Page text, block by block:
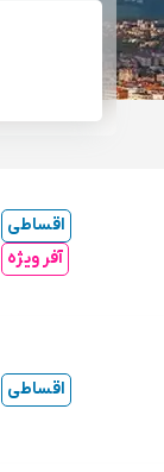
اقساطی
آفر ویژه
اقساطی